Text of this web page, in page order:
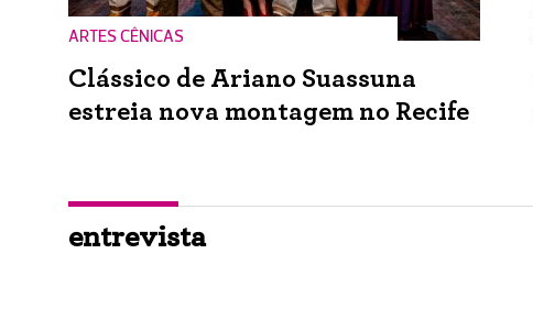
ARTES CÊNICAS
Clássico de Ariano Suassuna
estreia nova montagem no Recife
entrevista